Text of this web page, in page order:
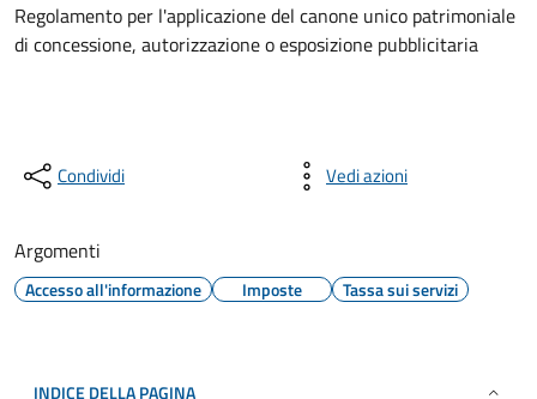
Regolamento per l'applicazione del canone unico patrimoniale
di concessione, autorizzazione o esposizione pubblicitaria
Condividi Vedi azioni
Argomenti
Accesso all'informazione Imposte Tassa sui servizi
INDICE DELLA PAGINA